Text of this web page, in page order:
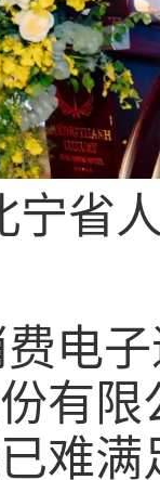
宁省
电
有
难